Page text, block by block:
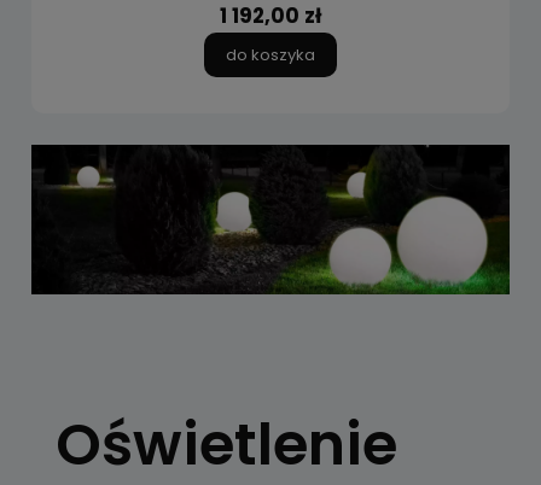
1 192,00 zł
do koszyka
Kule, latarnie
ogrodowe, girlandy
Oświetlenie